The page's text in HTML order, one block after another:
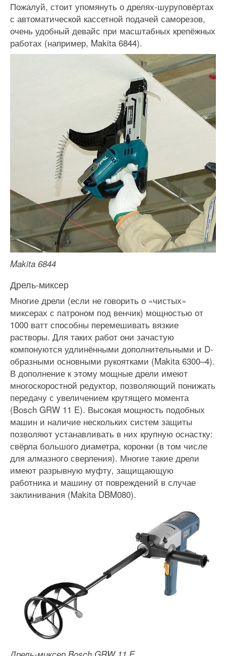
Пожалуй, стоит упомянуть о дрелях-шуруповёртах
с автоматической кассетной подачей саморезов,
очень удобный девайс при масштабных крепёжных
работах (например, Makita 6844).
Makita 6844
Дрель-миксер
Многие дрели (если не говорить о «чистых»
миксерах с патроном под венчик) мощностью от
1000 ватт способны перемешивать вязкие
растворы. Для таких работ они зачастую
компонуются удлинёнными дополнительными и D-
образными основными рукоятками (Makita 6300–4).
В дополнение к этому мощные дрели имеют
многоскоростной редуктор, позволяющий понижать
передачу с увеличением крутящего момента
(Bosch GRW 11 E). Высокая мощность подобных
машин и наличие нескольких систем защиты
позволяют устанавливать в них крупную оснастку:
свёрла большого диаметра, коронки (в том числе
для алмазного сверления). Многие такие дрели
имеют разрывную муфту, защищающую
работника и машину от повреждений в случае
заклинивания (Makita DBM080).